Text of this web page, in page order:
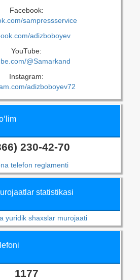
Facebook:
sampressservice
adizboboyev
YouTube:
@Samarkand
Instagram:
adizboboyev72
230-42-70
telefon reglamenti
statistikasi
yuridik shaxslar murojaati
1177